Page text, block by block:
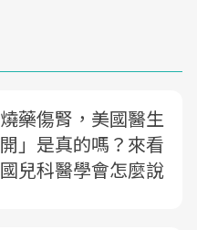
燒藥傷腎，美國醫生
」是真的嗎？來看
兒科醫學會怎麼說